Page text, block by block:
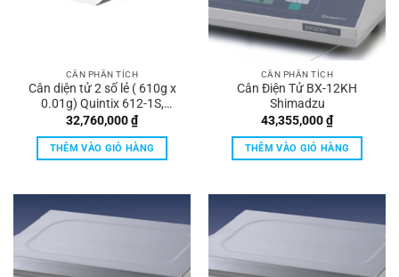
CÂN PHÂN TÍCH
Cân diện tử 2 số lẻ ( 610g x
0.01g) Quintix 612-1S,
Sartorius
32,760,000₫
THÊM VÀO GIỎ HÀNG
CÂN PHÂN TÍCH
Cân Điện Tử BX-12KH
Shimadzu
43,355,000₫
THÊM VÀO GIỎ HÀNG